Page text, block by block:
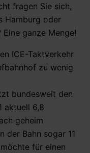
fragen Sie sich,
Hamburg oder
ganze Menge!
ICE-Taktverkehr
zu wenig
bundesweit den
aktuell 6,8
geheim
der Bahn sogar 11
für einen